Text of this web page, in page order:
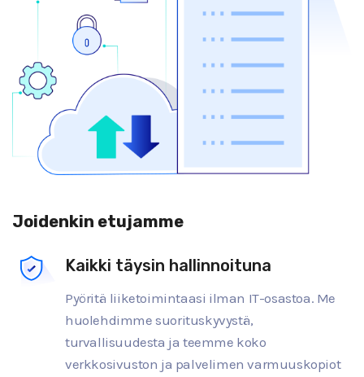
Joidenkin etujamme
Kaikki täysin hallinnoituna
Pyöritä liiketoimintaasi ilman IT-osastoa. Me
huolehdimme suorituskyvystä,
turvallisuudesta ja teemme koko
verkkosivuston ja palvelimen varmuuskopiot